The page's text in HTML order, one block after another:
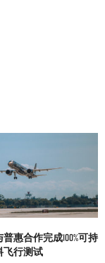
惠合作完成100%可持
飞行测试